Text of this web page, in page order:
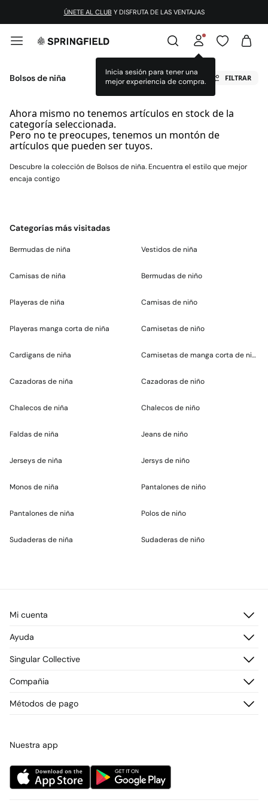
ÚNETE AL CLUB Y DISFRUTA DE LAS VENTAJAS
Inicia sesión para tener una
mejor experiencia de compra.
Bolsos de niña FILTRAR
Ahora mismo no tenemos artículos en stock de la
categoría seleccionada.
Pero no te preocupes, tenemos un montón de
artículos que pueden ser tuyos.
Descubre la colección de Bolsos de niña. Encuentra el estilo que mejor
encaja contigo
Categorías más visitadas
Bermudas de niña
Camisas de niña
Playeras de niña
Playeras manga corta de niña
Cardigans de niña
Cazadoras de niña
Chalecos de niña
Faldas de niña
Jerseys de niña
Monos de niña
Pantalones de niña
Sudaderas de niña
Vestidos de niña
Bermudas de niño
Camisas de niño
Camisetas de niño
Camisetas de manga corta de niño
Cazadoras de niño
Chalecos de niño
Jeans de niño
Jersys de niño
Pantalones de niño
Polos de niño
Sudaderas de niño
Mi cuenta
Registrarme
Direcciones de envío
Ayuda
Preguntas frecuentes
Envío
Promociones vigentes
Singular Collective
¡Únete!
Compañia
Tiendas
Métodos de pago
Nuestra app